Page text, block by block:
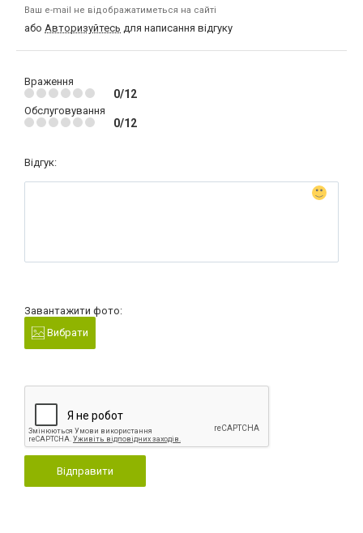
Ваш e-mail не відображатиметься на сайті
або Авторизуйтесь для написання відгуку
Враження
0/12
Обслуговування
0/12
Відгук:
Завантажити фото:
Вибрати
Відправити